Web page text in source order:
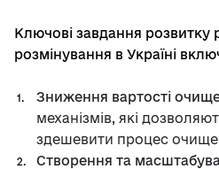
Ключові завдання розвитку
розмінування в Україні
Зниження вартості
механізмів, які
здешевити процес
Створення та